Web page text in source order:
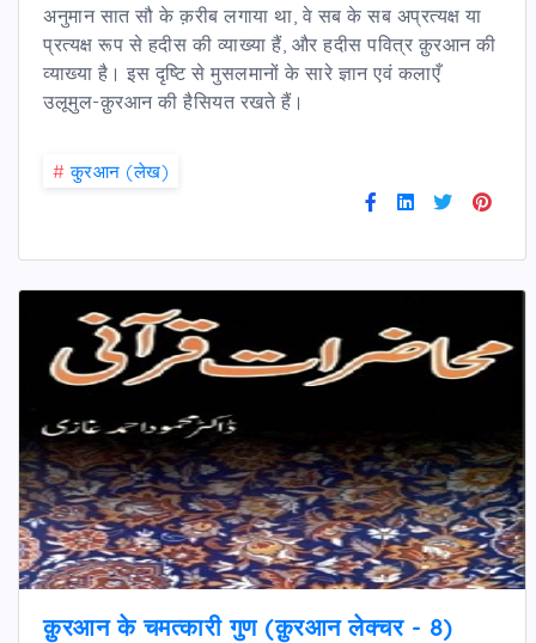
अनुमान सात सौ के क़रीब लगाया था, वे सब के सब अप्रत्यक्ष या
प्रत्यक्ष रूप से हदीस की व्याख्या हैं, और हदीस पवित्र क़ुरआन की
व्याख्या है। इस दृष्टि से मुसलमानों के सारे ज्ञान एवं कलाएँ
उलूमुल-क़ुरआन की हैसियत रखते हैं।
# कु़रआन (लेख)
क़ुरआन के चमत्कारी गुण (क़ुरआन लेक्चर - 8)